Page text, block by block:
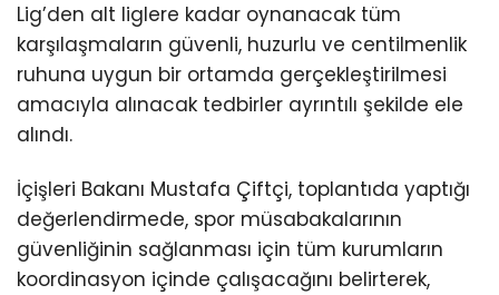
Lig’den alt liglere kadar oynanacak tüm
karşılaşmaların güvenli, huzurlu ve centilmenlik
ruhuna uygun bir ortamda gerçekleştirilmesi
amacıyla alınacak tedbirler ayrıntılı şekilde ele
alındı.
İçişleri Bakanı Mustafa Çiftçi, toplantıda yaptığı
değerlendirmede, spor müsabakalarının
güvenliğinin sağlanması için tüm kurumların
koordinasyon içinde çalışacağını belirterek,